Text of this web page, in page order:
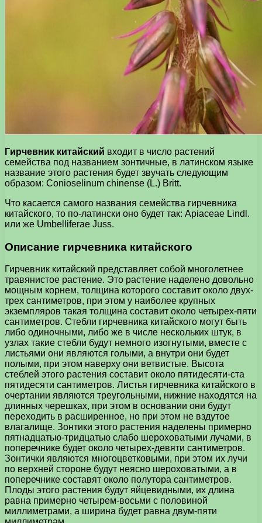
Гирчевник китайский входит в число растений
семейства под названием зонтичные, в латинском языке
название этого растения будет звучать следующим
образом: Conioselinum chinense (L.) Britt.
Что касается самого названия семейства гирчевника
китайского, то по-латински оно будет так: Apiaceae Lindl.
или же Umbelliferae Juss.
Описание гирчевника китайского
Гирчевник китайский представляет собой многолетнее
травянистое растение. Это растение наделено довольно
мощным корнем, толщина которого составит около двух-
трех сантиметров, при этом у наиболее крупных
экземпляров такая толщина составит около четырех-пяти
сантиметров. Стебли гирчевника китайского могут быть
либо одиночными, либо же в числе нескольких штук, в
узлах такие стебли будут немного изогнутыми, вместе с
листьями они являются голыми, а внутри они будет
полыми, при этом наверху они ветвистые. Высота
стеблей этого растения составит около пятидесяти-ста
пятидесяти сантиметров. Листья гирчевника китайского в
очертании являются треугольными, нижние находятся на
длинных черешках, при этом в основании они будут
переходить в расширенное, но при этом не вздутое
влагалище. Зонтики этого растения наделены примерно
пятнадцатью-тридцатью слабо шероховатыми лучами, в
поперечнике будет около четырех-девяти сантиметров.
Зонтички являются многоцветковыми, при этом их лучи
по верхней стороне будут неясно шероховатыми, а в
поперечнике составят около полутора сантиметров.
Плоды этого растения будут яйцевидными, их длина
равна примерно четырем-восьми с половиной
миллиметрами, а ширина будет равна двум-пяти